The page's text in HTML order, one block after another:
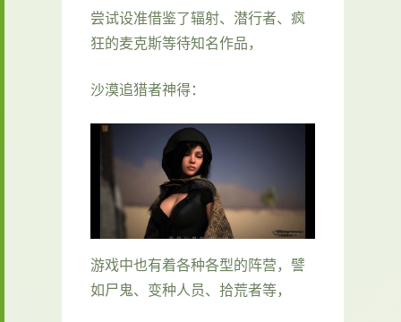
尝试设准借鉴了辐射、潜行者、疯
狂的麦克斯等待知名作品，
沙漠追猎者神得：
游戏中也有着各种各型的阵营，譬
如尸鬼、变种人员、拾荒者等，